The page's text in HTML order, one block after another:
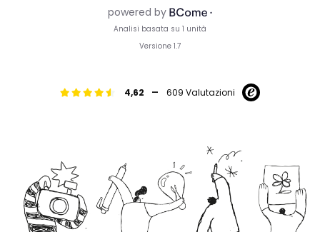
4,62 - 609 Valutazioni